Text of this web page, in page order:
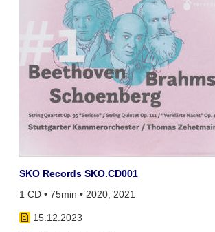
SKO Records SKO.CD001
1 CD • 75min • 2020, 2021
15.12.2023